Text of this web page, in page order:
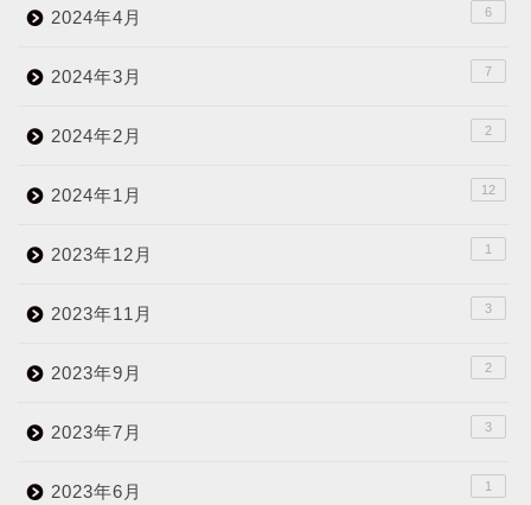
2024年4月 6
2024年3月 7
2024年2月 2
2024年1月 12
2023年12月 1
2023年11月 3
2023年9月 2
2023年7月 3
2023年6月 1